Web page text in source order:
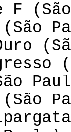
F
(São